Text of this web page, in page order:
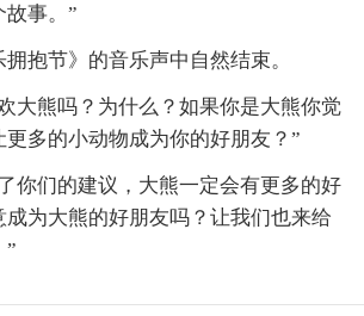
故事。”
抱节》的音乐声中自然结束。
大熊吗？为什么？如果你是大熊你觉
多的小动物成为你的好朋友？”
你们的建议，大熊一定会有更多的好
成为大熊的好朋友吗？让我们也来给
”